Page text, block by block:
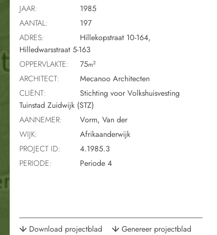
JAAR:
1985
AANTAL:
197
ADRES:
Hillekopstraat 10-164,
Hilledwarsstraat 5-163
OPPERVLAKTE:
75m2
ARCHITECT:
Mecanoo Architecten
CLIËNT:
Stichting voor Volkshuisvesting
Tuinstad Zuidwijk (STZ)
AANNEMER:
Vorm, Van der
WIJK:
Afrikaanderwijk
PROJECT ID:
4.1985.3
PERIODE:
Periode 4
Download projectblad Genereer projectblad